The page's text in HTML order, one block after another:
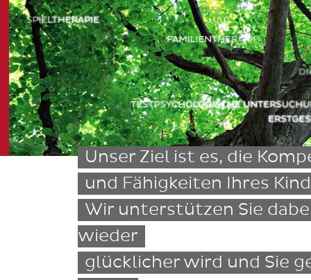
Unser Ziel ist es, die
und Fähigkeiten Ihres
Wir unterstützen Sie
wieder
glücklicher wird und Sie